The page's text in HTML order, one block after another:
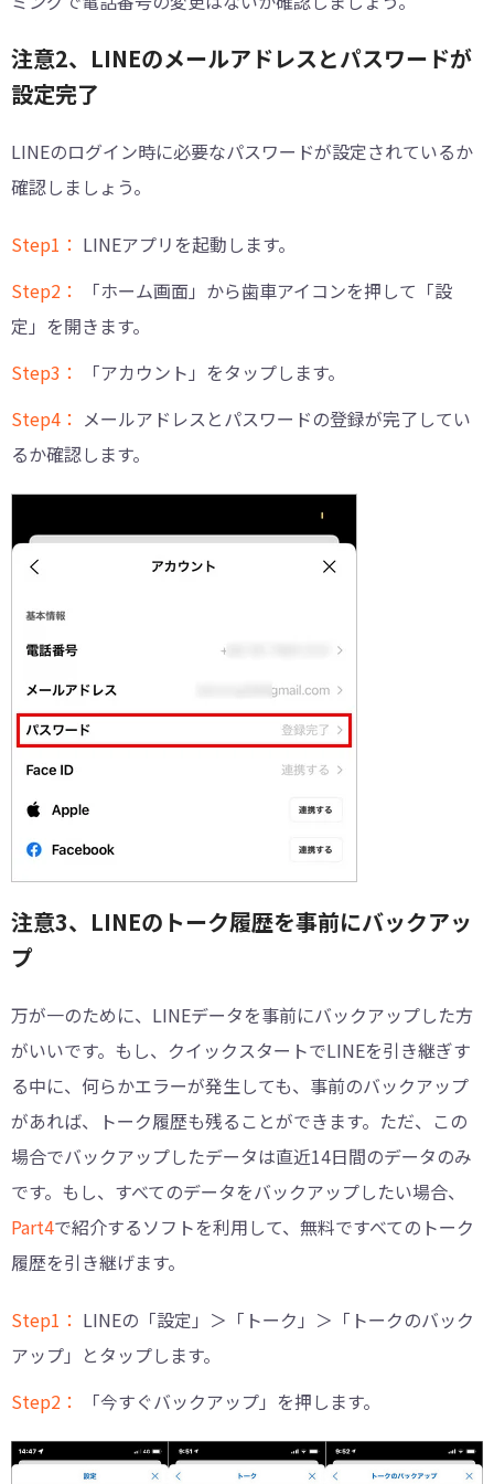
注意2、LINEのメールアドレスとパスワードが
設定完了
LINEのログイン時に必要なパスワードが設定されているか
確認しましょう。
Step1： LINEアプリを起動します。
Step2：
「ホーム画面」から歯車アイコンを押して「設
定」を開きます。
Step3：
「アカウント」をタップします。
Step4： メールアドレスとパスワードの登録が完了してい
るか確認します。
注意3、LINEのトーク履歴を事前にバックアッ
プ
万が一のために、LINEデータを事前にバックアップした方
がいいです。もし、クイックスタートでLINEを引き継ぎす
る中に、何らかエラーが発生しても、事前のバックアップ
があれば、トーク履歴も残ることができます。ただ、この
場合でバックアップしたデータは直近14日間のデータのみ
です。もし、すべてのデータをバックアップしたい場合、
Part4で紹介するソフトを利用して、無料ですべてのトーク
履歴を引き継げます。
Step1： LINEの「設定」＞「トーク」＞「トークのバック
アップ」とタップします。
Step2：
「今すぐバックアップ」を押します。